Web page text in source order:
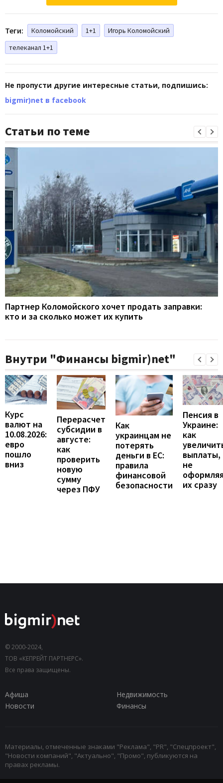
Теги: Коломойский 1+1
Игорь Коломойский
телеканал 1+1
Не пропусти другие интересные статьи, подпишись:
bigmir)net в facebook
Статьи по теме
Партнер Коломойского хочет продать заправки:
кто и за сколько может их купить
Внутри "Финансы bigmir)net"
Курс
валют на
10.08.2026:
евро
пошло
вниз
Перерасчет
субсидии в
августе:
как
проверить
новую
сумму
через ПФУ
Как
украинцам не
потерять
деньги в ЕС:
правила
финансовой
безопасности
Пенсия в
Украине:
как
выплаты,
не
их сразу
© 2000-2024,
ТОВ «КЕПРЕЙТ ПАРТНЕРС».
Все права защищены.
Афиша
Недвижимость
Новости
Финансы
Материалы, отмеченные знаками "Реклама", "PR", "Спецпроект",
"Новости компаний", "Актуально", "Промо", публикуются на
правах рекламы.